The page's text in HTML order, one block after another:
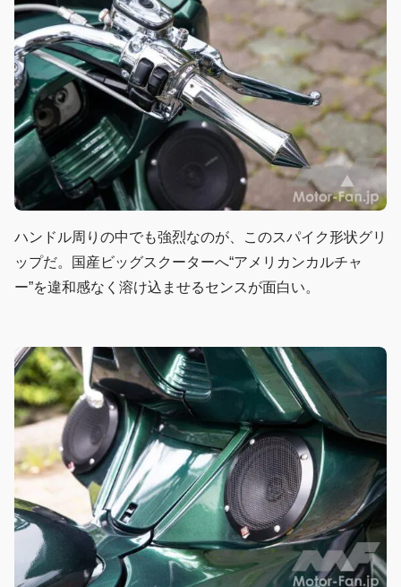
ハンドル周りの中でも強烈なのが、このスパイク形状グリ
ップだ。国産ビッグスクーターへ“アメリカンカルチャ
ー”を違和感なく溶け込ませるセンスが面白い。